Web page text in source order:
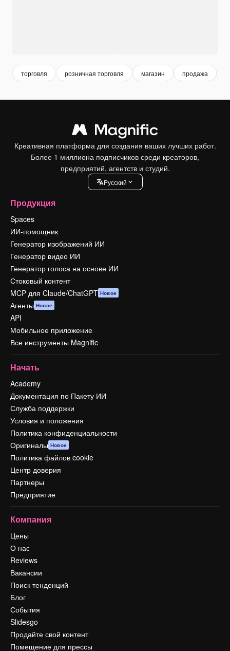
торговля розничная торговля магазин продажа
Креативная платформа для создания ваших лучших работ.
Более 1 миллиона подписчиков среди креаторов,
предприятий, агентств и студий.
Pусский
Продукция
Spaces
ИИ-помощник
Генератор изображений ИИ
Генератор видео ИИ
Генератор голоса на основе ИИ
Стоковый контент
MCP для Claude/ChatGPT Новое
Агенты Новое
API
Мобильное приложение
Все инструменты Magnific
Начать
Academy
Документация по Пакету ИИ
Служба поддержки
Условия и положения
Политика конфиденциальности
Оригиналы Новое
Политика файлов cookie
Центр доверия
Партнеры
Предприятие
Компания
Цены
О нас
Reviews
Вакансии
Поиск тенденций
Блог
События
Slidesgo
Продайте свой контент
Помещение для прессы